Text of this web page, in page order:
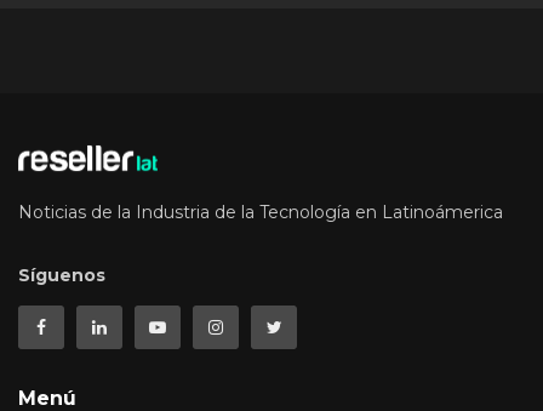
Noticias de la Industria de la Tecnología en Latinoámerica
Síguenos
Menú